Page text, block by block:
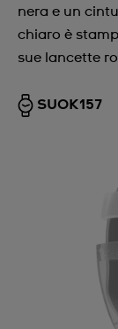
nera e un
chiaro è
sue lancette
SUOK157